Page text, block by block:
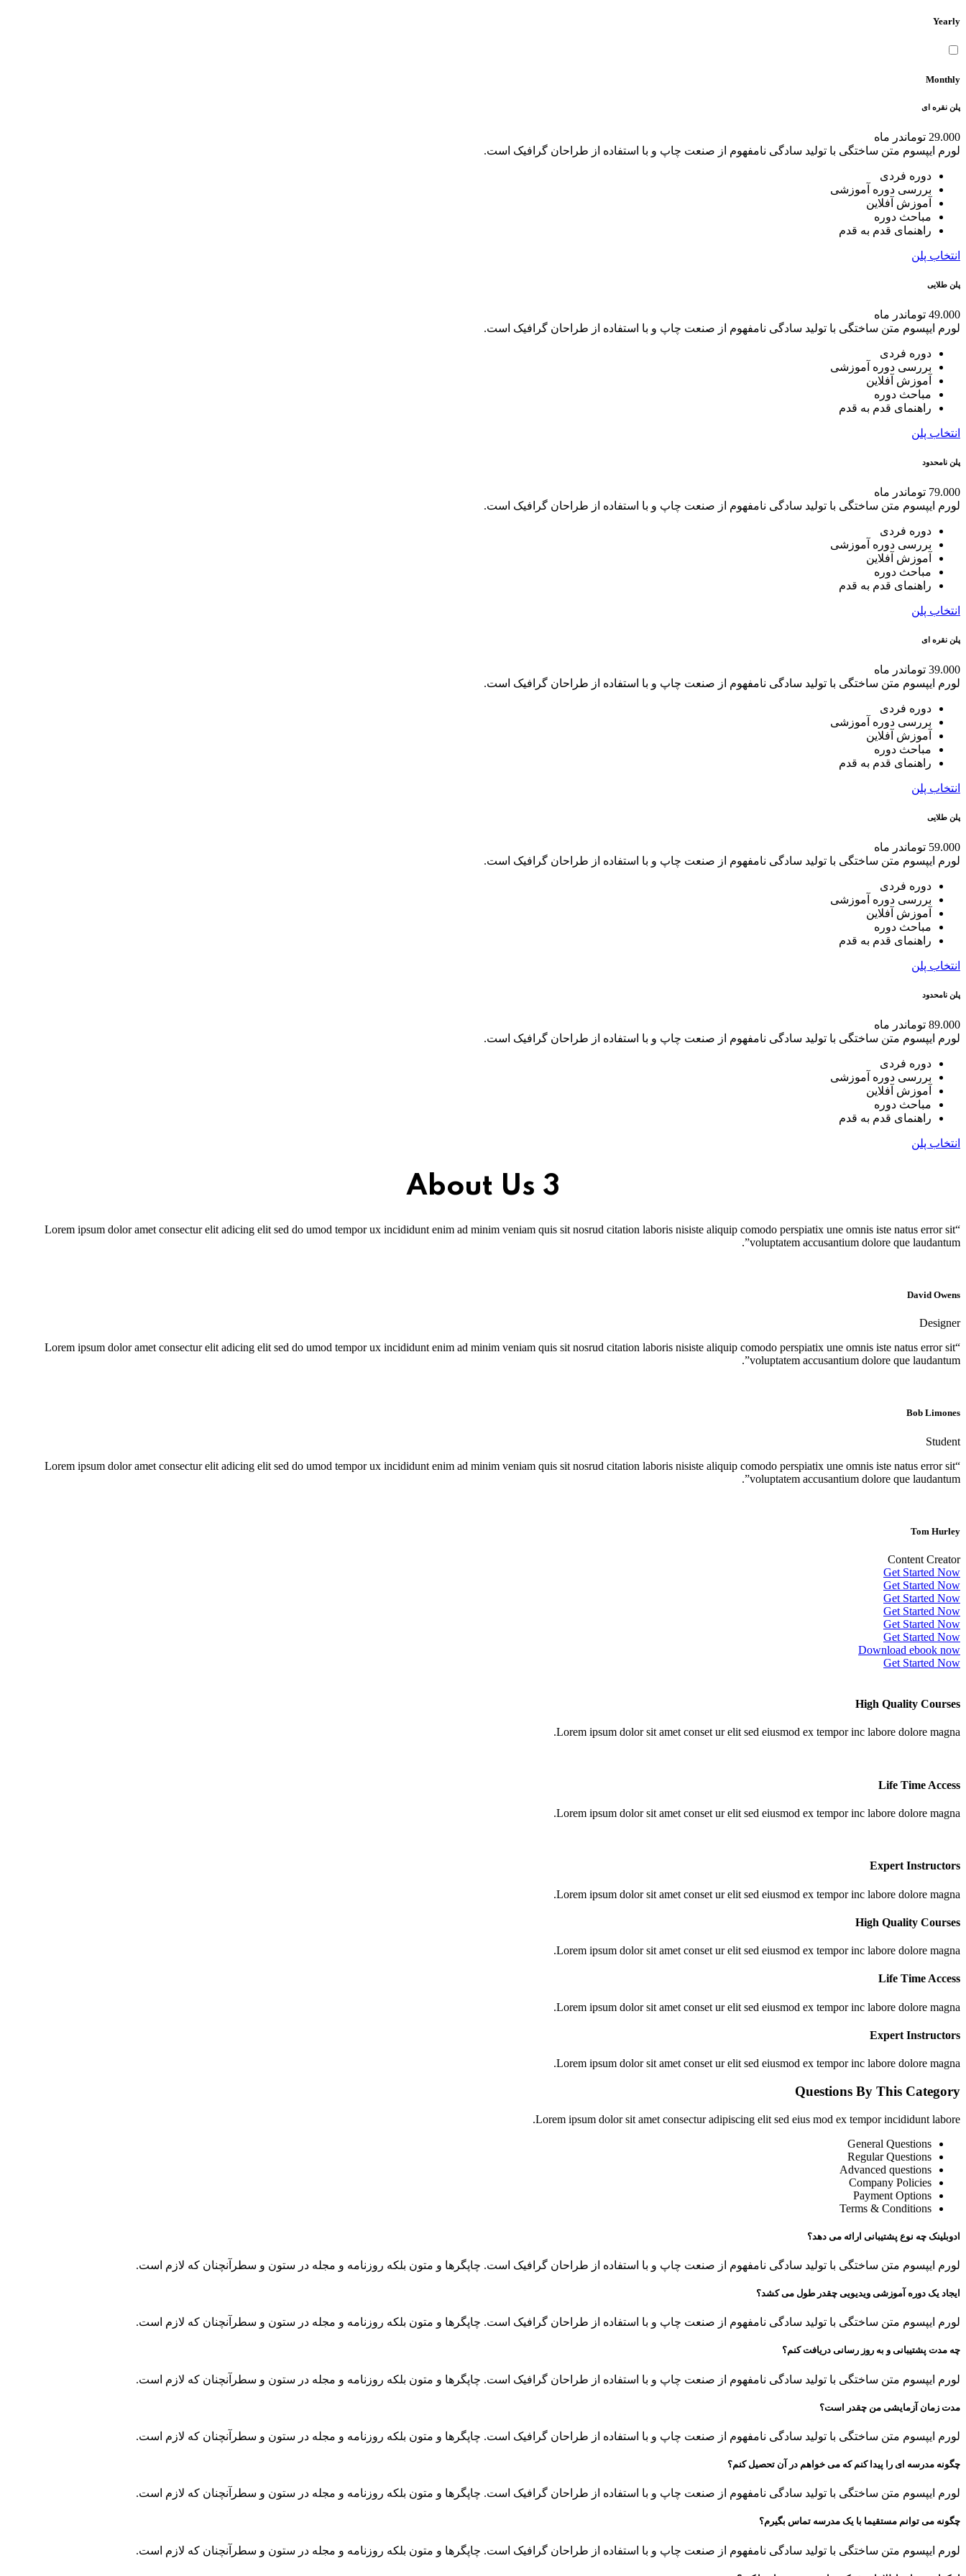
Yearly
Monthly
پلن نقره ای
29.000 تومان
در ماه
لورم ایپسوم متن ساختگی با تولید سادگی نامفهوم از صنعت چاپ و با استفاده از طراحان گرافیک است.
دوره فردی
بررسی دوره آموزشی
آموزش آفلاین
مباحث دوره
راهنمای قدم به قدم
انتخاب پلن
پلن طلایی
49.000 تومان
در ماه
لورم ایپسوم متن ساختگی با تولید سادگی نامفهوم از صنعت چاپ و با استفاده از طراحان گرافیک است.
دوره فردی
بررسی دوره آموزشی
آموزش آفلاین
مباحث دوره
راهنمای قدم به قدم
انتخاب پلن
پلن نامحدود
79.000 تومان
در ماه
لورم ایپسوم متن ساختگی با تولید سادگی نامفهوم از صنعت چاپ و با استفاده از طراحان گرافیک است.
دوره فردی
بررسی دوره آموزشی
آموزش آفلاین
مباحث دوره
راهنمای قدم به قدم
انتخاب پلن
پلن نقره ای
39.000 تومان
در ماه
لورم ایپسوم متن ساختگی با تولید سادگی نامفهوم از صنعت چاپ و با استفاده از طراحان گرافیک است.
دوره فردی
بررسی دوره آموزشی
آموزش آفلاین
مباحث دوره
راهنمای قدم به قدم
انتخاب پلن
پلن طلایی
59.000 تومان
در ماه
لورم ایپسوم متن ساختگی با تولید سادگی نامفهوم از صنعت چاپ و با استفاده از طراحان گرافیک است.
دوره فردی
بررسی دوره آموزشی
آموزش آفلاین
مباحث دوره
راهنمای قدم به قدم
انتخاب پلن
پلن نامحدود
89.000 تومان
در ماه
لورم ایپسوم متن ساختگی با تولید سادگی نامفهوم از صنعت چاپ و با استفاده از طراحان گرافیک است.
دوره فردی
بررسی دوره آموزشی
آموزش آفلاین
مباحث دوره
راهنمای قدم به قدم
انتخاب پلن
About Us 3
“Lorem ipsum dolor amet consectur elit adicing elit sed do umod tempor ux incididunt enim ad minim veniam quis sit nosrud citation laboris nisiste aliquip comodo perspiatix une omnis iste natus error sit
voluptatem accusantium dolore que laudantum”.
David Owens
Designer
“Lorem ipsum dolor amet consectur elit adicing elit sed do umod tempor ux incididunt enim ad minim veniam quis sit nosrud citation laboris nisiste aliquip comodo perspiatix une omnis iste natus error sit
voluptatem accusantium dolore que laudantum”.
Bob Limones
Student
“Lorem ipsum dolor amet consectur elit adicing elit sed do umod tempor ux incididunt enim ad minim veniam quis sit nosrud citation laboris nisiste aliquip comodo perspiatix une omnis iste natus error sit
voluptatem accusantium dolore que laudantum”.
Tom Hurley
Content Creator
Get Started Now
Get Started Now
Get Started Now
Get Started Now
Get Started Now
Get Started Now
Download ebook now
Get Started Now
High Quality Courses
Lorem ipsum dolor sit amet conset ur elit sed eiusmod ex tempor inc labore dolore magna.
Life Time Access
Lorem ipsum dolor sit amet conset ur elit sed eiusmod ex tempor inc labore dolore magna.
Expert Instructors
Lorem ipsum dolor sit amet conset ur elit sed eiusmod ex tempor inc labore dolore magna.
High Quality Courses
Lorem ipsum dolor sit amet conset ur elit sed eiusmod ex tempor inc labore dolore magna.
Life Time Access
Lorem ipsum dolor sit amet conset ur elit sed eiusmod ex tempor inc labore dolore magna.
Expert Instructors
Lorem ipsum dolor sit amet conset ur elit sed eiusmod ex tempor inc labore dolore magna.
Questions By This Category
Lorem ipsum dolor sit amet consectur adipiscing elit sed eius mod ex tempor incididunt labore.
General Questions
Regular Questions
Advanced questions
Company Policies
Payment Options
Terms & Conditions
ادوبلینک چه نوع پشتیبانی ارائه می دهد؟
لورم ایپسوم متن ساختگی با تولید سادگی نامفهوم از صنعت چاپ و با استفاده از طراحان گرافیک است. چاپگرها و متون بلکه روزنامه و مجله در ستون و سطرآنچنان که لازم است.
ایجاد یک دوره آموزشی ویدیویی چقدر طول می کشد؟
لورم ایپسوم متن ساختگی با تولید سادگی نامفهوم از صنعت چاپ و با استفاده از طراحان گرافیک است. چاپگرها و متون بلکه روزنامه و مجله در ستون و سطرآنچنان که لازم است.
چه مدت پشتیبانی و به روز رسانی دریافت کنم؟
لورم ایپسوم متن ساختگی با تولید سادگی نامفهوم از صنعت چاپ و با استفاده از طراحان گرافیک است. چاپگرها و متون بلکه روزنامه و مجله در ستون و سطرآنچنان که لازم است.
مدت زمان آزمایشی من چقدر است؟
لورم ایپسوم متن ساختگی با تولید سادگی نامفهوم از صنعت چاپ و با استفاده از طراحان گرافیک است. چاپگرها و متون بلکه روزنامه و مجله در ستون و سطرآنچنان که لازم است.
چگونه مدرسه ای را پیدا کنم که می خواهم در آن تحصیل کنم؟
لورم ایپسوم متن ساختگی با تولید سادگی نامفهوم از صنعت چاپ و با استفاده از طراحان گرافیک است. چاپگرها و متون بلکه روزنامه و مجله در ستون و سطرآنچنان که لازم است.
چگونه می توانم مستقیما با یک مدرسه تماس بگیرم؟
لورم ایپسوم متن ساختگی با تولید سادگی نامفهوم از صنعت چاپ و با استفاده از طراحان گرافیک است. چاپگرها و متون بلکه روزنامه و مجله در ستون و سطرآنچنان که لازم است.